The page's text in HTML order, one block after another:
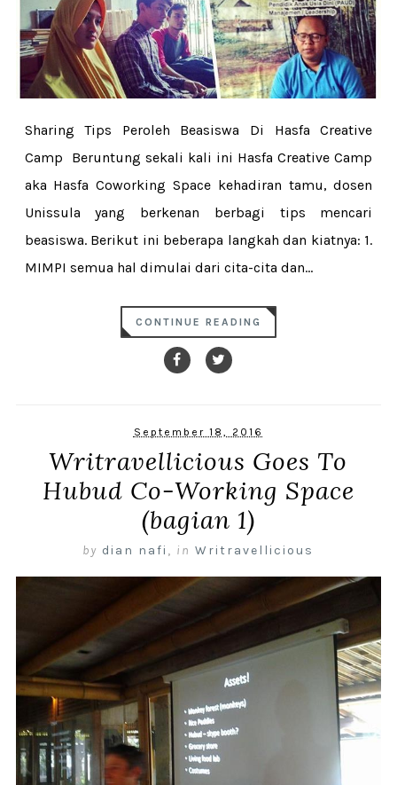
Sharing Tips Peroleh Beasiswa Di Hasfa Creative
Camp Beruntung sekali kali ini Hasfa Creative Camp
aka Hasfa Coworking Space kehadiran tamu, dosen
Unissula yang berkenan berbagi tips mencari
beasiswa. Berikut ini beberapa langkah dan kiatnya: 1.
MIMPI semua hal dimulai dari cita-cita dan...
CONTINUE READING
September 18, 2016
Writravellicious Goes To
Hubud Co-Working Space
(bagian 1)
by dian nafi , in Writravellicious